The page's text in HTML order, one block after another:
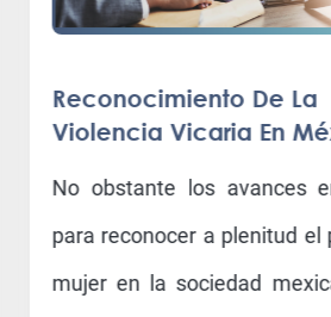
Reconocimiento De La
Violencia Vicaria En
No obstante los avances en
para reconocer a plenitud el
mujer en la sociedad mexicana